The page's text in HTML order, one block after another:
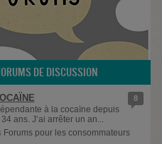
DE DISCUSSION
8
à la cocaïne depuis
ans. J’ai arrêter un an...
Forums pour les consommateurs